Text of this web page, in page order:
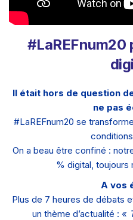
#LaREFnum20
Il était hors de question
ne pas
#LaREFnum20 se
On a beau être confiné :
% digital, toujours
A vos
Plus de 7 heures de débats
un thème d’actualité : «